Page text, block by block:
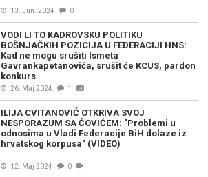
13. Jun. 2024 0
VODI LI TO KADROVSKU POLITIKU
BOŠNJAČKIH POZICIJA U FEDERACIJI HNS:
Kad ne mogu srušiti Ismeta
Gavrankapetanovića, srušit će KCUS, pardon
konkurs
26. Maj 2024 1
ILIJA CVITANOVIĆ OTKRIVA SVOJ
NESPORAZUM SA ČOVIĆEM: "Problemi u
odnosima u Vladi Federacije BiH dolaze iz
hrvatskog korpusa" (VIDEO)
12. Maj 2024 0